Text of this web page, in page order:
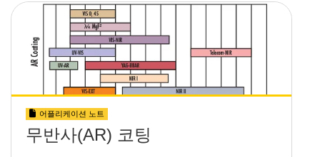
어플리케이션 노트
무반사(AR) 코팅